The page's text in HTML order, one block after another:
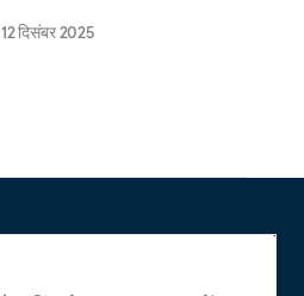
दिसंबर 2025